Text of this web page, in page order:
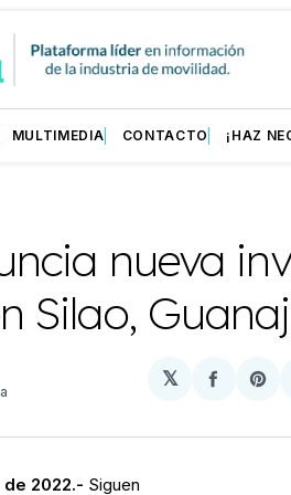
MULTIMEDIA CONTACTO ¡HAZ
nueva
Silao,
𝕏
2022.- Siguen